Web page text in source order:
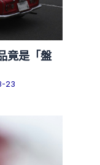
竟是「盤
23